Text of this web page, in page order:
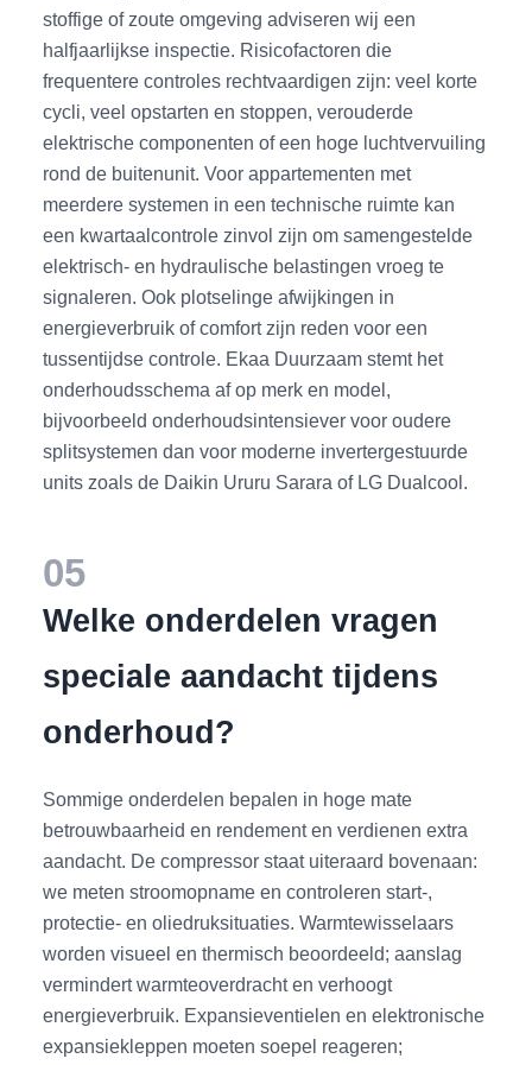
stoffige of zoute omgeving adviseren wij een
halfjaarlijkse inspectie. Risicofactoren die
frequentere controles rechtvaardigen zijn: veel korte
cycli, veel opstarten en stoppen, verouderde
elektrische componenten of een hoge luchtvervuiling
rond de buitenunit. Voor appartementen met
meerdere systemen in een technische ruimte kan
een kwartaalcontrole zinvol zijn om samengestelde
elektrisch- en hydraulische belastingen vroeg te
signaleren. Ook plotselinge afwijkingen in
energieverbruik of comfort zijn reden voor een
tussentijdse controle. Ekaa Duurzaam stemt het
onderhoudsschema af op merk en model,
bijvoorbeeld onderhoudsintensiever voor oudere
splitsystemen dan voor moderne invertergestuurde
units zoals de Daikin Ururu Sarara of LG Dualcool.
05
Welke onderdelen vragen
speciale aandacht tijdens
onderhoud?
Sommige onderdelen bepalen in hoge mate
betrouwbaarheid en rendement en verdienen extra
aandacht. De compressor staat uiteraard bovenaan:
we meten stroomopname en controleren start-,
protectie- en oliedruksituaties. Warmtewisselaars
worden visueel en thermisch beoordeeld; aanslag
vermindert warmteoverdracht en verhoogt
energieverbruik. Expansieventielen en elektronische
expansiekleppen moeten soepel reageren;